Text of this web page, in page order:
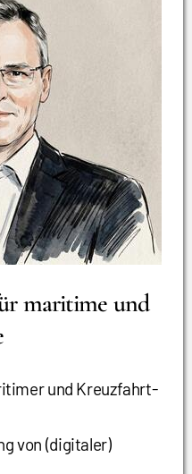
maritime und
und Kreuzfahrt-
von (digitaler)